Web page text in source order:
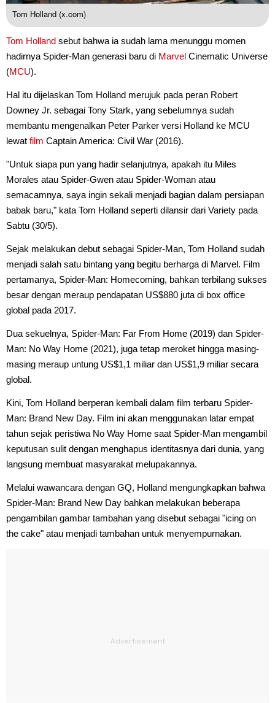
Tom Holland (x.com)
Tom Holland sebut bahwa ia sudah lama menunggu momen
hadirnya Spider-Man generasi baru di Marvel Cinematic Universe
(MCU).
Hal itu dijelaskan Tom Holland merujuk pada peran Robert
Downey Jr. sebagai Tony Stark, yang sebelumnya sudah
membantu mengenalkan Peter Parker versi Holland ke MCU
lewat film Captain America: Civil War (2016).
"Untuk siapa pun yang hadir selanjutnya, apakah itu Miles
Morales atau Spider-Gwen atau Spider-Woman atau
semacamnya, saya ingin sekali menjadi bagian dalam persiapan
babak baru," kata Tom Holland seperti dilansir dari Variety pada
Sabtu (30/5).
Sejak melakukan debut sebagai Spider-Man, Tom Holland sudah
menjadi salah satu bintang yang begitu berharga di Marvel. Film
pertamanya, Spider-Man: Homecoming, bahkan terbilang sukses
besar dengan meraup pendapatan US$880 juta di box office
global pada 2017.
Dua sekuelnya, Spider-Man: Far From Home (2019) dan Spider-
Man: No Way Home (2021), juga tetap meroket hingga masing-
masing meraup untung US$1,1 miliar dan US$1,9 miliar secara
global.
Kini, Tom Holland berperan kembali dalam film terbaru Spider-
Man: Brand New Day. Film ini akan menggunakan latar empat
tahun sejak peristiwa No Way Home saat Spider-Man mengambil
keputusan sulit dengan menghapus identitasnya dari dunia, yang
langsung membuat masyarakat melupakannya.
Melalui wawancara dengan GQ, Holland mengungkapkan bahwa
Spider-Man: Brand New Day bahkan melakukan beberapa
pengambilan gambar tambahan yang disebut sebagai "icing on
the cake" atau menjadi tambahan untuk menyempurnakan.